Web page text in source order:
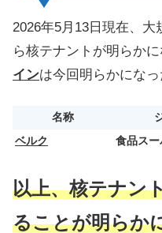
2026年5月13日現在、
ら核テナントが明らか
インは今回明らかになっ
名称
ベルク
食品スー
以上、核テナン
ることが明らか